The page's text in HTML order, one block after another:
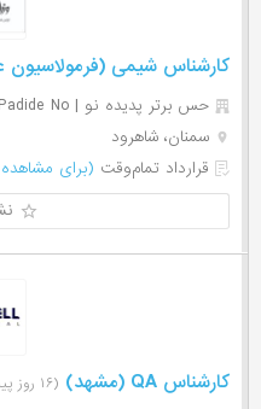
کارشناس شیمی (فرمولاسیون
حس برتر پدیده نو | Hese Bartar Padide No
سمنان، شاهرود
قرارداد تمام‌وقت (برای
کارشناس QA (مشهد) (۱۶ روز پیش)